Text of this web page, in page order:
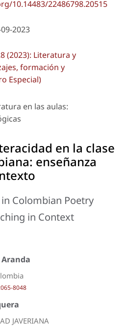
10.14483/22486798.20515
2023
(2023): Literatura y
formación y
Especial)
en las aulas:
en la clase
enseñanza
Colombian Poetry
in Context
8048
JAVERIANA